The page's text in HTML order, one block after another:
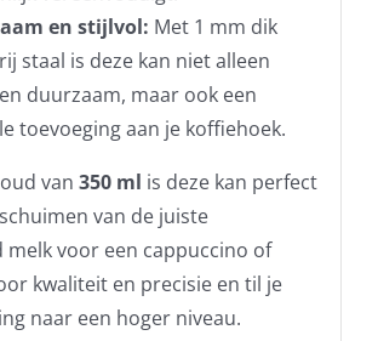
en stijlvol: Met 1 mm dik
staal is deze kan niet alleen
duurzaam, maar ook een
toevoeging aan je koffiehoek.
van 350 ml is deze kan perfect
van de juiste
melk voor een cappuccino of
kwaliteit en precisie en til je
naar een hoger niveau.